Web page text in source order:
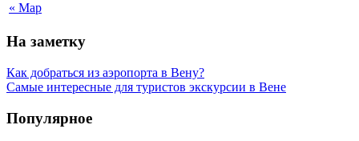
« Мар
На заметку
Как добраться из аэропорта в Вену?
Самые интересные для туристов экскурсии в Вене
Популярное